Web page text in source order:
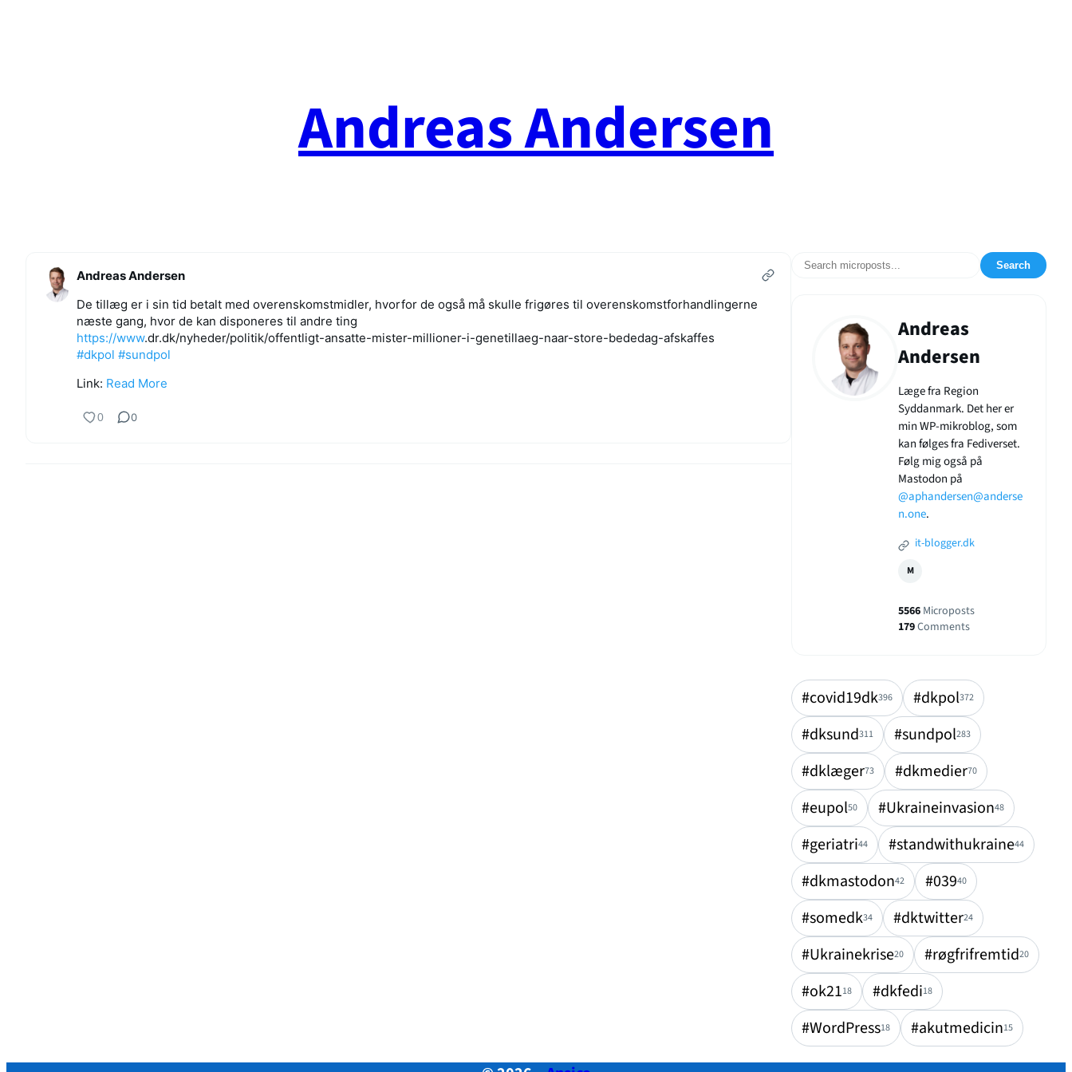
Andreas Andersen
Andreas Andersen
De tillæg er i sin tid betalt med overenskomstmidler, hvorfor de også må skulle frigøres til overenskomstforhandlingerne
næste gang, hvor de kan disponeres til andre ting
https://www.dr.dk/nyheder/politik/offentligt-ansatte-mister-millioner-i-genetillaeg-naar-store-bededag-afskaffes
#dkpol #sundpol
Link: Read More
0 0
Search
Andreas
Andersen
Læge fra Region
Syddanmark. Det her er
min WP-mikroblog, som
kan følges fra Fediverset.
Følg mig også på
Mastodon på
@aphandersen@anderse
n.one.
it-blogger.dk
M
5566 Microposts
179Comments
#covid19dk396 #dkpol372
#dksund311 #sundpol283
#dklæger73 #dkmedier70
#eupol50 #Ukraineinvasion48
#geriatri44 #standwithukraine44
#dkmastodon42 #03940
#somedk34 #dktwitter24
#Ukrainekrise20 #røgfrifremtid20
#ok2118 #dkfedi18
#WordPress18 #akutmedicin15